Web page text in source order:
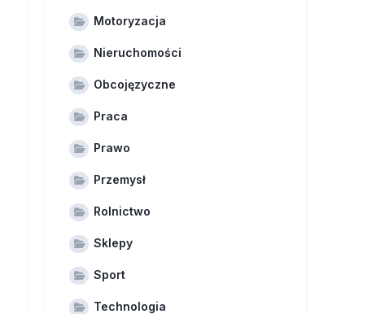
Motoryzacja
Nieruchomości
Obcojęzyczne
Praca
Prawo
Przemysł
Rolnictwo
Sklepy
Sport
Technologia